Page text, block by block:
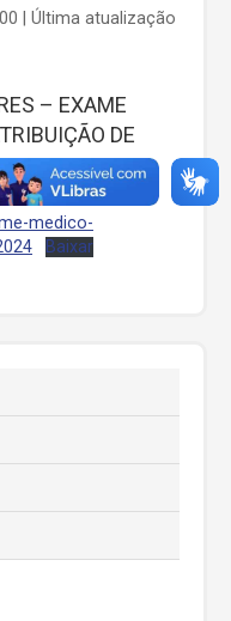
| Última atualização
– EXAME
DE
medico-
Baixar